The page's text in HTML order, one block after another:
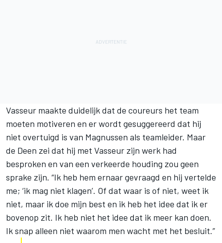
Vasseur maakte duidelijk dat de coureurs het team
moeten motiveren en er wordt gesuggereerd dat hij
niet overtuigd is van Magnussen als teamleider. Maar
de Deen zei dat hij met Vasseur zijn werk had
besproken en van een verkeerde houding zou geen
sprake zijn. “Ik heb hem ernaar gevraagd en hij vertelde
me; ‘ik mag niet klagen’. Of dat waar is of niet, weet ik
niet, maar ik doe mijn best en ik heb het idee dat ik er
bovenop zit. Ik heb niet het idee dat ik meer kan doen.
Ik snap alleen niet waarom men wacht met het besluit.”